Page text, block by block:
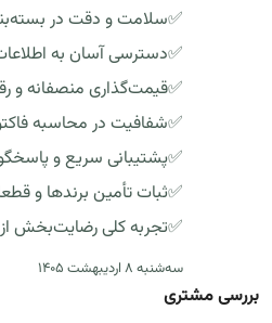
✅سلامت و دقت در
✅دسترسی آسان به
✅قیمت‌گذاری منصفانه و
✅شفافیت در محاسبه
✅پشتیبانی سریع و
✅ثبات تأمین برندها و
✅تجربه کلی رضایت‌بخش
سه‌شنبه ٨ اردیبهشت ١٤٠٥
بررسی مشتری